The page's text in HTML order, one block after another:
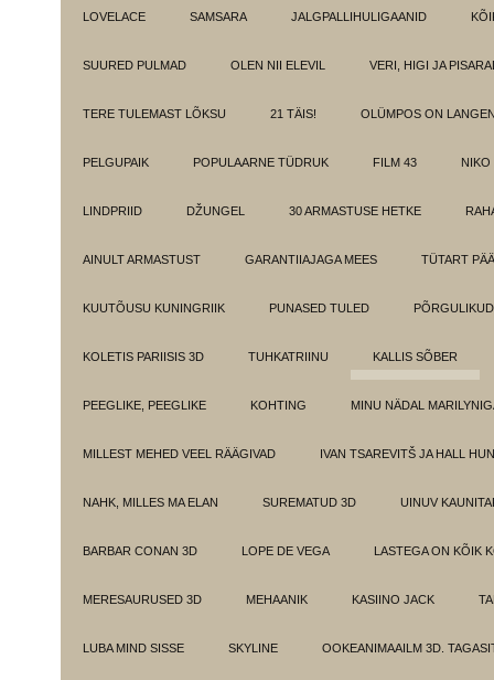
LOVELACE SAMSARA JALGPALLIHULIGAANID
SUURED PULMAD OLEN NII ELEVIL VERI, HIGI JA
TERE TULEMAST LÕKSU 21 TÄIS! OLÜMPOS ON
PELGUPAIK POPULAARNE TÜDRUK FILM 43 NIKO
LINDPRIID DŽUNGEL 30 ARMASTUSE HETKE
AINULT ARMASTUST GARANTIIAJAGA MEES TÜTART
KUUTÕUSU KUNINGRIIK PUNASED TULED
KOLETIS PARIISIS 3D TUHKATRIINU KALLIS SÕBER
PEEGLIKE, PEEGLIKE KOHTING MINU NÄDAL
MILLEST MEHED VEEL RÄÄGIVAD IVAN TSAREVITŠ JA HALL
NAHK, MILLES MA ELAN SUREMATUD 3D UINUV
BARBAR CONAN 3D LOPE DE VEGA LASTEGA ON KÕIK
MERESAURUSED 3D MEHAANIK KASIINO JACK
LUBA MIND SISSE SKYLINE OOKEANIMAAILM 3D.